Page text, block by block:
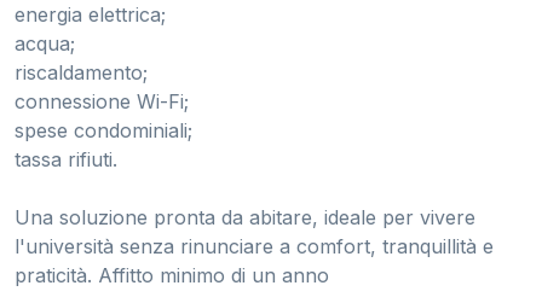
energia elettrica;
acqua;
riscaldamento;
connessione Wi-Fi;
spese condominiali;
tassa rifiuti.
Una soluzione pronta da abitare, ideale per vivere
l'università senza rinunciare a comfort, tranquillità e
praticità. Affitto minimo di un anno